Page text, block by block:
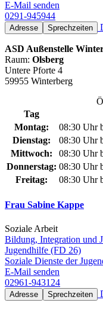
E-Mail senden
0291-945944
Adresse Sprechzeiten
ASD Außenstelle
Raum: Olsberg
Untere Pforte 4
59955 Winterberg
Tag
Montag:
08:30 Uhr
Dienstag:
08:30 Uhr
Mittwoch:
08:30 Uhr
Donnerstag: 08:30 Uhr
Freitag:
08:30 Uhr
Frau Sabine Kappe
Soziale Arbeit
Bildung, Integration und
Jugendhilfe (FD 26)
Soziale Dienste der
E-Mail senden
02961-943124
Adresse Sprechzeiten